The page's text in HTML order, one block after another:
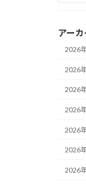
アー
2026
2026
2026
2026
2026
2026
2026